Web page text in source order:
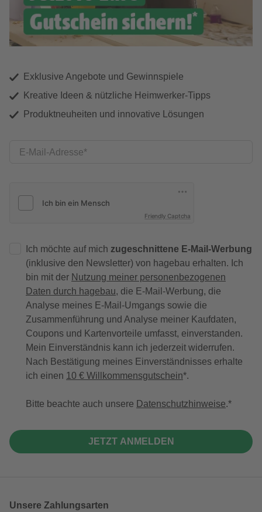
Exklusive Angebote und Gewinnspiele
Kreative Ideen & nützliche Heimwerker-Tipps
Produktneuheiten und innovative Lösungen
E-Mail-Adresse
Friendly Captcha
Ich möchte auf mich zugeschnittene E-Mail-Werbung
(inklusive den Newsletter) von hagebau erhalten. Ich
bin mit der Nutzung meiner personenbezogenen
Daten durch hagebau, die E-Mail-Werbung, die
Analyse meines E-Mail-Umgangs sowie die
Zusammenführung und Analyse meiner Kaufdaten,
Coupons und Kartenvorteile umfasst, einverstanden.
Mein Einverständnis kann ich jederzeit widerrufen.
Nach Bestätigung meines Einverständnisses erhalte
ich einen 10 € Willkommensgutschein*.
Bitte beachte auch unsere Datenschutzhinweise.
JETZT ANMELDEN
Unsere Zahlungsarten